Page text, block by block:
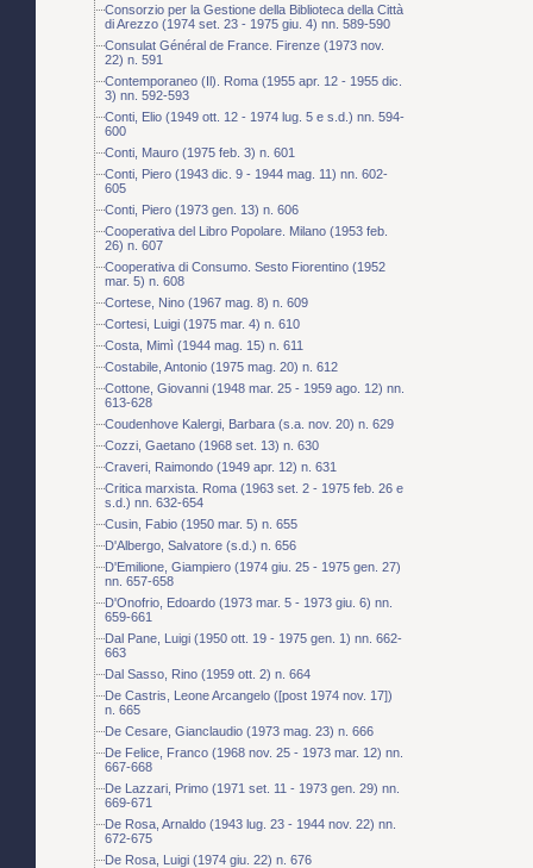
Consorzio per la Gestione della Biblioteca della Città
di Arezzo (1974 set. 23 - 1975 giu. 4) nn. 589-590
Consulat Général de France. Firenze (1973 nov.
22) n. 591
Contemporaneo (Il). Roma (1955 apr. 12 - 1955 dic.
3) nn. 592-593
Conti, Elio (1949 ott. 12 - 1974 lug. 5 e s.d.) nn. 594-
600
Conti, Mauro (1975 feb. 3) n. 601
Conti, Piero (1943 dic. 9 - 1944 mag. 11) nn. 602-
605
Conti, Piero (1973 gen. 13) n. 606
Cooperativa del Libro Popolare. Milano (1953 feb.
26) n. 607
Cooperativa di Consumo. Sesto Fiorentino (1952
mar. 5) n. 608
Cortese, Nino (1967 mag. 8) n. 609
Cortesi, Luigi (1975 mar. 4) n. 610
Costa, Mimì (1944 mag. 15) n. 611
Costabile, Antonio (1975 mag. 20) n. 612
Cottone, Giovanni (1948 mar. 25 - 1959 ago. 12) nn.
613-628
Coudenhove Kalergi, Barbara (s.a. nov. 20) n. 629
Cozzi, Gaetano (1968 set. 13) n. 630
Craveri, Raimondo (1949 apr. 12) n. 631
Critica marxista. Roma (1963 set. 2 - 1975 feb. 26 e
s.d.) nn. 632-654
Cusin, Fabio (1950 mar. 5) n. 655
D'Albergo, Salvatore (s.d.) n. 656
D'Emilione, Giampiero (1974 giu. 25 - 1975 gen. 27)
nn. 657-658
D'Onofrio, Edoardo (1973 mar. 5 - 1973 giu. 6) nn.
659-661
Dal Pane, Luigi (1950 ott. 19 - 1975 gen. 1) nn. 662-
663
Dal Sasso, Rino (1959 ott. 2) n. 664
De Castris, Leone Arcangelo ([post 1974 nov. 17])
n. 665
De Cesare, Gianclaudio (1973 mag. 23) n. 666
De Felice, Franco (1968 nov. 25 - 1973 mar. 12) nn.
667-668
De Lazzari, Primo (1971 set. 11 - 1973 gen. 29) nn.
669-671
De Rosa, Arnaldo (1943 lug. 23 - 1944 nov. 22) nn.
672-675
De Rosa, Luigi (1974 giu. 22) n. 676